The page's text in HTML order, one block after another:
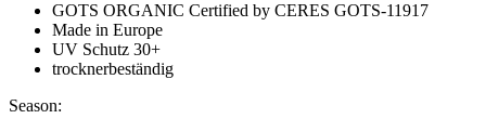
GOTS ORGANIC Certified by CERES GOTS-11917
Made in Europe
UV Schutz 30+
trocknerbeständig
Season: